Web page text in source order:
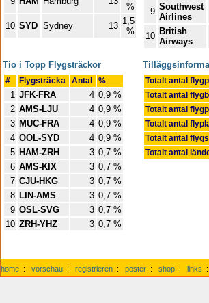
%
10 SYD Sydney 13 1,5
%
9 Southwest
Airlines
10 British
Airways
Tio i Topp Flygsträckor
# Flygsträcka Antal %
1 JFK-FRA 4 0,9 %
2 AMS-LJU 4 0,9 %
3 MUC-FRA 4 0,9 %
4 OOL-SYD 4 0,9 %
5 HAM-ZRH 3 0,7 %
6 AMS-KIX 3 0,7 %
7 CJU-HKG 3 0,7 %
8 LIN-AMS 3 0,7 %
9 OSL-SVG 3 0,7 %
10 ZRH-YHZ 3 0,7 %
Totalt antal
Totalt antal
Totalt antal
Totalt antal
Totalt antal
Totalt antal
home : vorschau : registrieren : poster : shop : links